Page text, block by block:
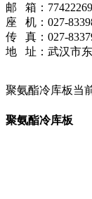
邮 箱：
座 机：027-
传 真：027-
地 址：武汉市东
聚氨酯冷库板当
聚氨酯冷库板